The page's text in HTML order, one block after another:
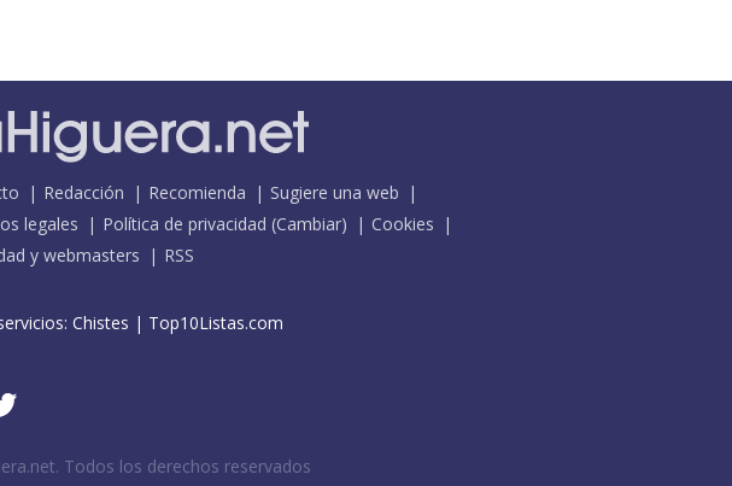
Redacción Recomienda
Sugiere una web
legales
Política de privacidad (Cambiar)
Cookies
y webmasters
RSS
Chistes | Top10Listas.com
Todos los derechos reservados